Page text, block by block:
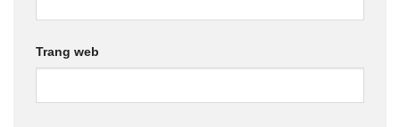
Trang web